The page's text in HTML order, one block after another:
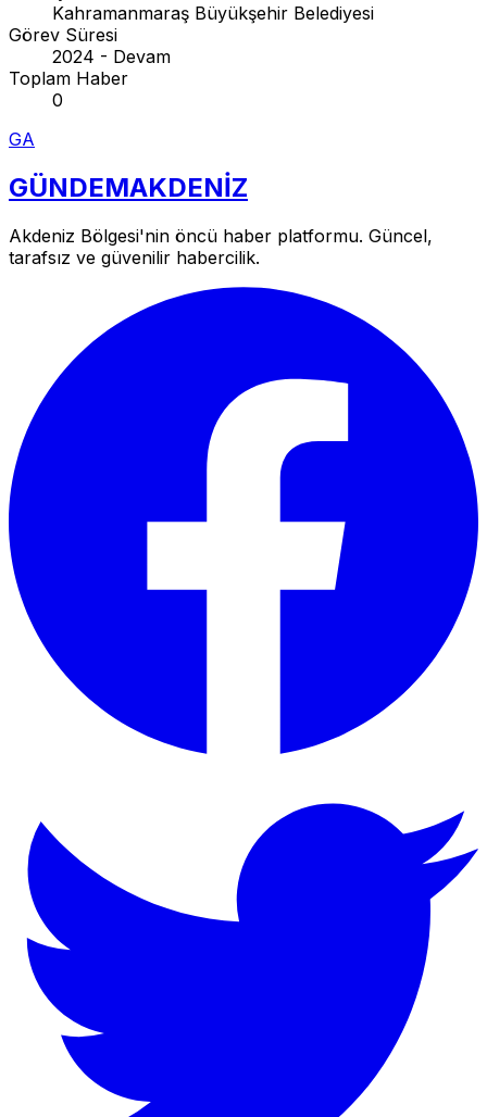
Kahramanmaraş Büyükşehir Belediyesi
Görev Süresi
2024 - Devam
Toplam Haber
0
GA
GÜNDEMAKDENİZ
Akdeniz Bölgesi'nin öncü haber platformu. Güncel,
tarafsız ve güvenilir habercilik.